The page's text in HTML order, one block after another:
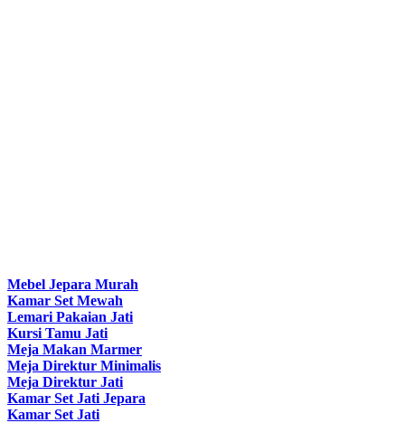
Mebel Jepara Murah
Kamar Set Mewah
Lemari Pakaian Jati
Kursi Tamu Jati
Meja Makan Marmer
Meja Direktur Minimalis
Meja Direktur Jati
Kamar Set Jati Jepara
Kamar Set Jati